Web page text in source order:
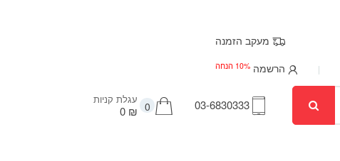
מעקב הזמנה
הרשמה 10% הנחה
03-6830333
0
עגלת קניות
₪ 0